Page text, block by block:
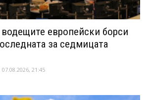
европейски борси
за седмицата
07.08.2026, 21:45